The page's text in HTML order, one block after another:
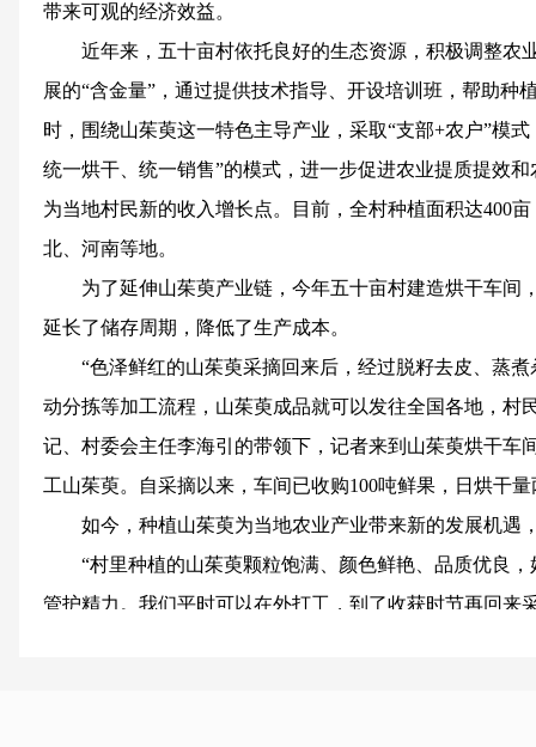
带来可观的经济效益。
近年来，五十亩村依托良好的生态资源，积极调整农
展的“含金量”，通过提供技术指导、开设培训班，帮助种
时，围绕山茱萸这一特色主导产业，采取“支部+农户”模
统一烘干、统一销售”的模式，进一步促进农业提质提效
为当地村民新的收入增长点。目前，全村种植面积达400
北、河南等地。
为了延伸山茱萸产业链，今年五十亩村建造烘干车间
延长了储存周期，降低了生产成本。
“色泽鲜红的山茱萸采摘回来后，经过脱籽去皮、蒸
动分拣等加工流程，山茱萸成品就可以发往全国各地，村
记、村委会主任李海引的带领下，记者来到山茱萸烘干车
工山茱萸。自采摘以来，车间已收购100吨鲜果，日烘干量
如今，种植山茱萸为当地农业产业带来新的发展机遇
“村里种植的山茱萸颗粒饱满、颜色鲜艳、品质优良
管护精力。我们平时可以在外打工，到了收获时节再回来